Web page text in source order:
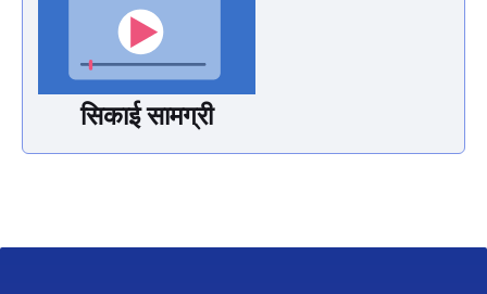
सिकाई सामग्री